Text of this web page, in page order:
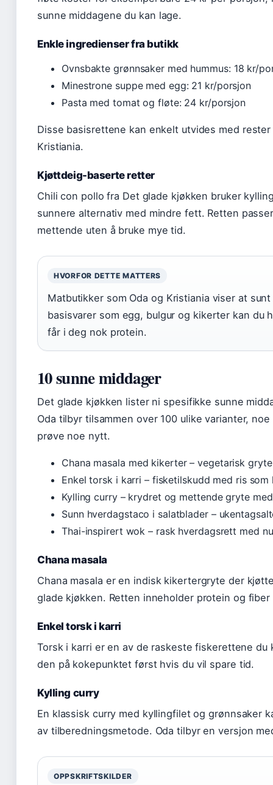
sunne middagene du kan lage.
Enkle ingredienser fra butikk
Ovnsbakte grønnsaker med hummus: 18 kr/
Minestrone suppe med egg: 21 kr/porsjon
Pasta med tomat og fløte: 24 kr/porsjon
Disse basisrettene kan enkelt utvides med
Kristiania.
Kjøttdeig-baserte retter
Chili con pollo fra Det glade kjøkken bruker
sunnere alternativ med mindre fett. Retten
mettende uten å bruke mye tid.
HVORFOR DETTE MATTERS
Matbutikker som Oda og Kristiania viser at
basisvarer som egg, bulgur og kikerter kan du
får i deg nok protein.
10 sunne middager
Det glade kjøkken lister ni spesifikke sunne
Oda tilbyr tilsammen over 100 ulike varianter,
prøve noe nytt.
Chana masala med kikerter – vegetarisk
Enkel torsk i karri – fisketilskudd med ris
Kylling curry – krydret og mettende gryte
Sunn hverdagstaco i salatblader –
Thai-inspirert wok – rask hverdagsrett med
Chana masala
Chana masala er en indisk kikertergryte der
glade kjøkken. Retten inneholder protein og
Enkel torsk i karri
Torsk i karri er en av de raskeste fiskerettene du
den på kokepunktet først hvis du vil spare tid.
Kylling curry
En klassisk curry med kyllingfilet og grønnsaker
av tilberedningsmetode. Oda tilbyr en versjon
OPPSKRIFTSKILDER